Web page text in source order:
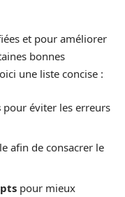
et pour améliorer
bonnes
une liste concise :
pour éviter les erreurs
afin de consacrer le
pour mieux